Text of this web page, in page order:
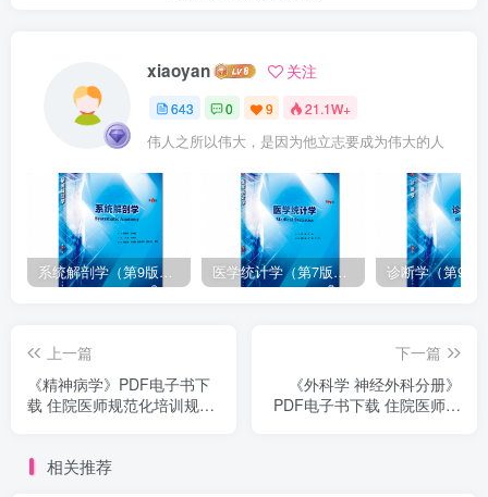
xiaoyan 关注
643 0 9 21.1W+
伟人之所以伟大，是因为他立志要成为伟大的人
系统解剖学（第9版）丁文龙主编_人卫版教材.PDF电子书下载 医学统计学（第7版）李康主编_人卫版教材.PDF电子书下载
上一篇
《精神病学》PDF电子书下
载 住院医师规范化培训规划
下一篇
《外科学 神经外科分册》
PDF电子书下载 住院医师规
相关推荐